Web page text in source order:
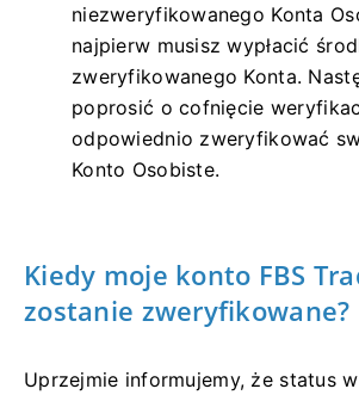
niezweryfikowanego Konta
najpierw musisz wypłacić
zweryfikowanego Konta.
poprosić o cofnięcie
odpowiednio zweryfikować
Konto Osobiste.
Kiedy moje konto FBS
zostanie zweryfikowane?
Uprzejmie informujemy, że status